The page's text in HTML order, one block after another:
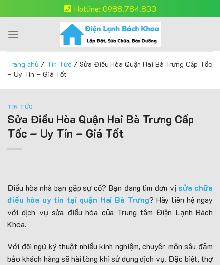
to
content
Hotline: 0988.784.833
Trang chủ / Tin Tức / Sửa Điều Hòa Quận Hai Bà Trưng Cấp Tốc
– Uy Tín – Giá Tốt
TIN TỨC
Sửa Điều Hòa Quận Hai Bà Trưng Cấp
Tốc – Uy Tín – Giá Tốt
Điều hòa nhà bạn gặp sự cố? Bạn đang tìm đơn vị sửa chữa
điều hòa uy tín tại quận Hai Bà Trưng? Hãy liên hệ ngay
với dịch vụ sửa điều hòa của Trung tâm Điện Lạnh Bách
Khoa.
Với đội ngũ kỹ thuật nhiều kinh nghiệm, chuyên môn sâu đảm
bảo khách hàng sẽ hài lòng khi sử dụng dịch vụ. Đặc biệt, thợ